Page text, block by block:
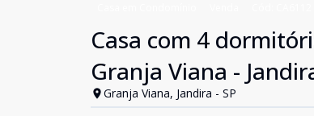
Casa com 4
Granja Viana -
Granja Viana, Jandira - SP